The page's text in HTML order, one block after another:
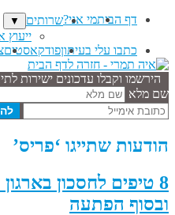
דף הביתמי אני?שרותים ▼
ייעוץ
כתבו עלי בעיתוןפודקאסטים
הירשמו וקבלו עדכונים ישירות
שם מלא
הודעות שתייגו ‘פריס’
8 טיפים לחסכון
ובסוף הפתעה